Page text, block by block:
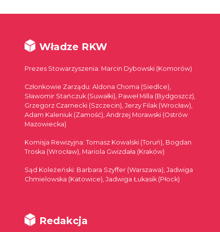
Władze RKW
Prezes Stowarzyszenia: Marcin Dybowski (Komorów)
Członkowie Zarządu: Aldona Choma (Siedlce),
Sławomir Stańczuk (Suwałki), Paweł Milla (Bydgoszcz),
Grzegorz Czarnecki (Szczecin), Jerzy Filak (Wrocław),
Adam Kaleniuk (Zamość), Andrzej Morawski (Ostrów
Mazowiecka)
Komisja Rewizyjna: Tomasz Kowalski (Toruń), Bogdan
Troska (Wrocław), Mariola Gwizdała (Kraków)
Sąd Koleżeński: Barbara Szyffer (Warszawa), Jadwiga
Chmielowska (Katowice), Jadwiga Łukasik (Płock)
Redakcja